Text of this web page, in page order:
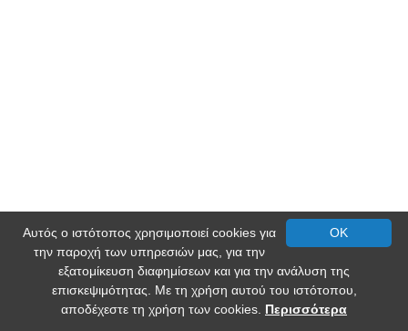
OK
Αυτός ο ιστότοπος χρησιμοποιεί cookies για
την παροχή των υπηρεσιών μας, για την
εξατομίκευση διαφημίσεων και για την ανάλυση της
επισκεψιμότητας. Με τη χρήση αυτού του ιστότοπου,
αποδέχεστε τη χρήση των cookies. Περισσότερα